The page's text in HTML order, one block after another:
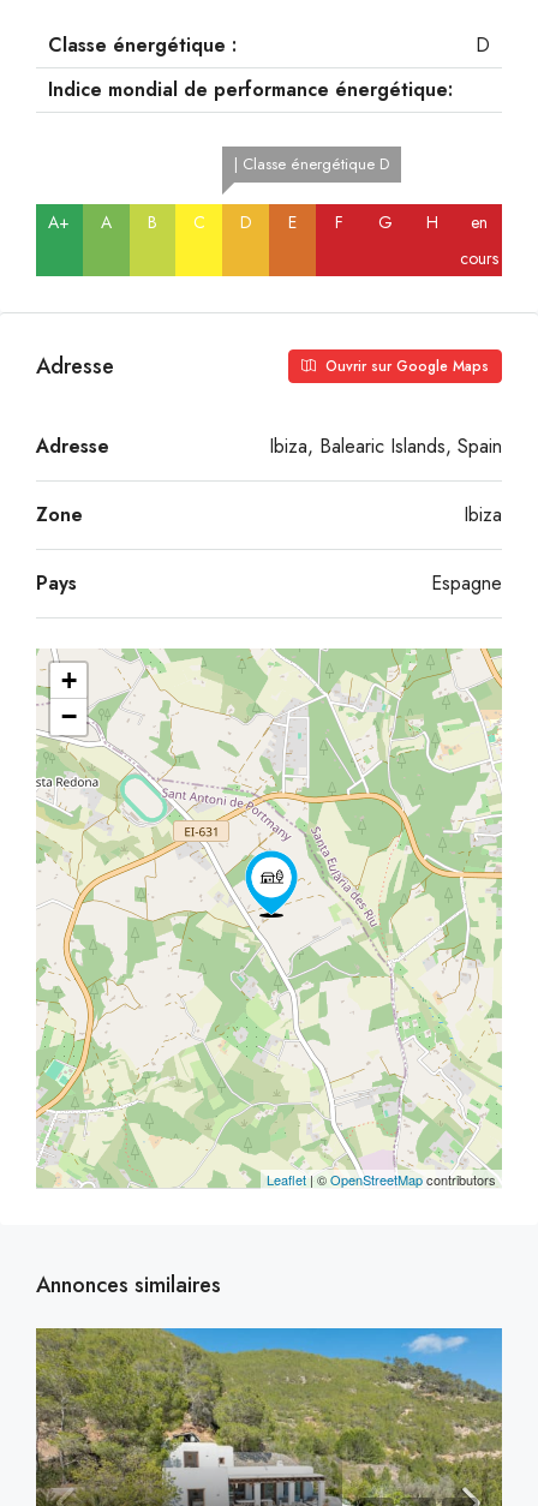
Classe énergétique :
D
Indice mondial de performance énergétique:
A+ A B C
| Classe énergétique D
D E F G H
en
cours
Adresse Ouvrir sur Google Maps
Adresse Ibiza, Balearic Islands, Spain
Zone Ibiza
Pays Espagne
+
−
Leaflet| ©OpenStreetMapcontributors
Annonces similaires